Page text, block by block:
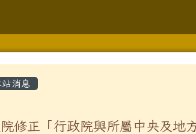
容區域
消息
修正「行政院與所屬中央及地